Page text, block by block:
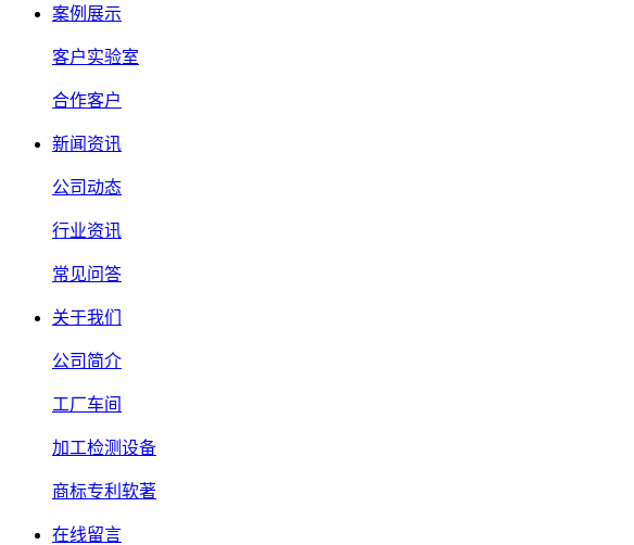
案例展示
客户实验室
合作客户
新闻资讯
公司动态
行业资讯
常见问答
关于我们
公司简介
工厂车间
加工检测设备
商标专利软著
在线留言